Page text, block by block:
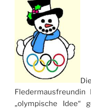
„olympische Idee“